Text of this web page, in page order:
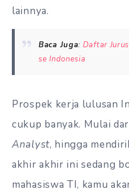
lainnya.
Baca Juga: Daftar
se Indonesia
Prospek kerja lulusan
cukup banyak. Mulai
Analyst, hingga
akhir akhir ini sedang
mahasiswa TI, kamu